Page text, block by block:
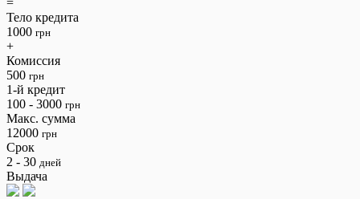
=
Тело кредита
1000 грн
+
Комиссия
500 грн
1-й кредит
100 - 3000 грн
Макс. сумма
12000 грн
Срок
2 - 30 дней
Выдача